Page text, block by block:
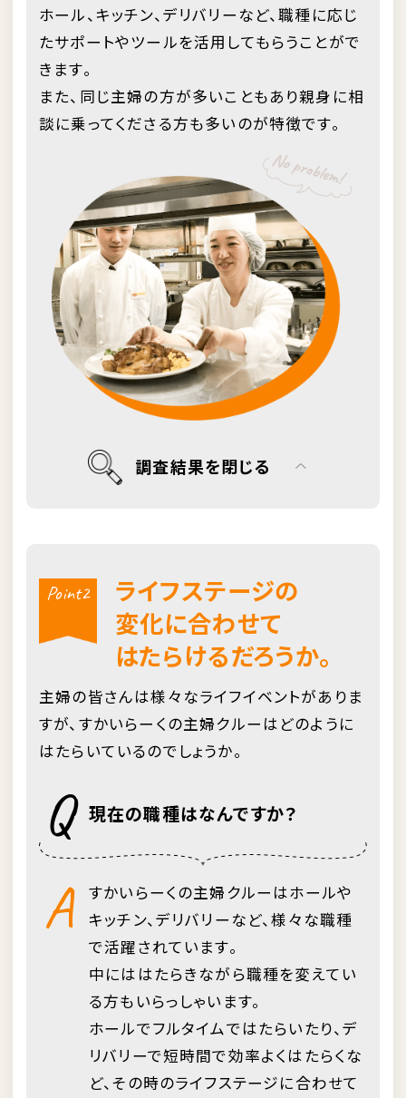
調査結果を閉じる
ホール、キッチン、デリバリーなど、職種に応じ
たサポートやツールを活用してもらうことがで
きます。
また、同じ主婦の方が多いこともあり親身に相
談に乗ってくださる方も多いのが特徴です。
Point2
ライフステージの
変化に合わせて
はたらけるだろうか。
主婦の皆さんは様々なライフイベントがありま
すが、すかいらーくの主婦クルーはどのように
はたらいているのでしょうか。
Q 現在の職種はなんですか？
A
すかいらーくの主婦クルーはホールや
キッチン、デリバリーなど、様々な職種
で活躍されています。
中にははたらきながら職種を変えてい
る方もいらっしゃいます。
ホールでフルタイムではたらいたり、デ
リバリーで短時間で効率よくはたらくな
ど、その時のライフステージに合わせて